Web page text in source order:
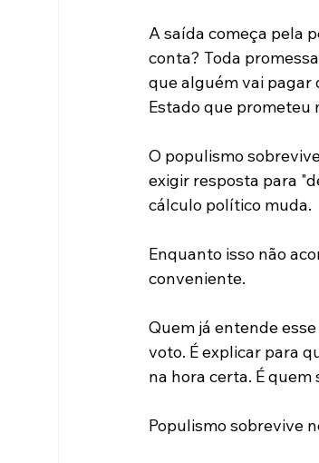
A saída começa pela
conta? Toda
que alguém vai pagar
Estado que prometeu
O populismo
exigir resposta para
cálculo político muda.
Enquanto isso não
conveniente.
Quem já entende
voto. É explicar para
na hora certa. É
Populismo sobrevive